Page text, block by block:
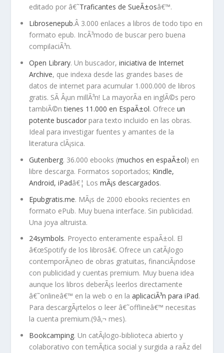
editado por â€˜Traficantes de SueÃ±osâ€™.
Librosenepub.Â 3.000 enlaces a libros de todo tipo en
formato epub. IncÃ³modo de buscar pero buena
compilaciÃ³n.
Open Library. Un buscador,iniciativa de Internet
Archive, que indexa desde las grandes bases de
datos de internet para acumular 1.000.000 de libros
gratis. SÃ­ Â¡un millÃ³n! La mayorÃ­a en inglÃ©s pero
tambiÃ©ntienes 11.000 en EspaÃ±ol. Ofreceun
potente buscador para texto incluido en las obras.
Ideal para investigar fuentes y amantes de la
literatura clÃ¡sica.
Gutenberg. 36.000 ebooks (muchos en espaÃ±ol) en
libre descarga. Formatos soportados; Kindle,
Android, iPadâ€¦ LosmÃ¡s descargados.
Epubgratis.me. MÃ¡s de 2000 ebooks recientes en
formato ePub. Muy buena interface. Sin publicidad.
Una joya altruista.
24symbols. Proyecto enteramente espaÃ±ol. El
â€œSpotify de los librosâ€. Ofrece un catÃ¡logo
contemporÃ¡neo de obras gratuitas, financiÃ¡ndose
con publicidad y cuentas premium. Muy buena idea
aunque los libros deberÃ¡s leerlos directamente
â€˜onlineâ€™ en la web o en laaplicaciÃ³n para iPad.
Para descargÃ¡rtelos o leer â€˜offlineâ€™ necesitas
la cuenta premium.(9â‚¬ mes).
Bookcamping. Un catÃ¡logo-biblioteca abierto y
colaborativo con temÃ¡tica social y surgida a raÃ­z del